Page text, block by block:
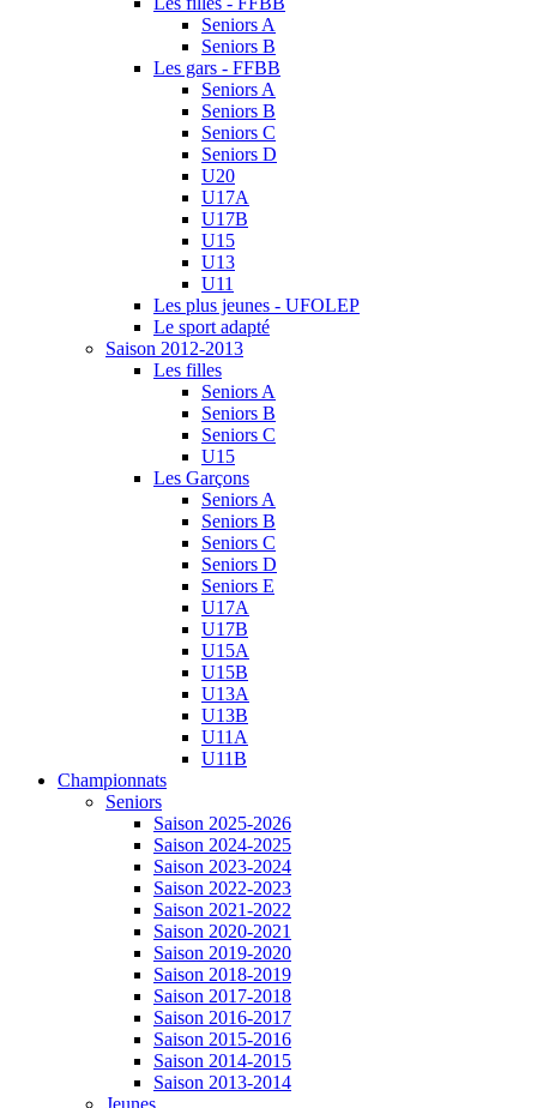
Seniors A
Seniors B
Les gars - FFBB
Seniors A
Seniors B
Seniors C
Seniors D
U20
U17A
U17B
U15
U13
U11
Les plus jeunes - UFOLEP
Le sport adapté
Saison 2012-2013
Les filles
Seniors A
Seniors B
Seniors C
U15
Les Garçons
Seniors A
Seniors B
Seniors C
Seniors D
Seniors E
U17A
U17B
U15A
U15B
U13A
U13B
U11A
U11B
Championnats
Seniors
Saison 2025-2026
Saison 2024-2025
Saison 2023-2024
Saison 2022-2023
Saison 2021-2022
Saison 2020-2021
Saison 2019-2020
Saison 2018-2019
Saison 2017-2018
Saison 2016-2017
Saison 2015-2016
Saison 2014-2015
Saison 2013-2014
Jeunes